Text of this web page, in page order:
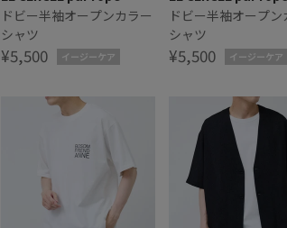
ドビー半袖オープンカラー
シャツ
¥5,500 イージーケア
ドビー半袖オープン
シャツ
¥5,500 イージーケア